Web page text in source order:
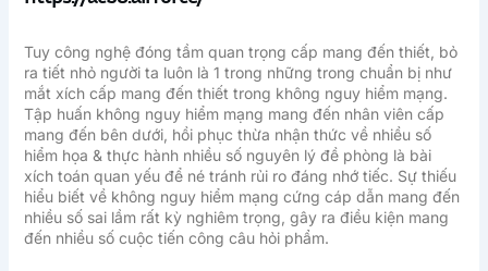
Tuy công nghệ đóng tầm quan trọng cấp mang đến thiết, bỏ
ra tiết nhỏ người ta luôn là 1 trong những trong chuẩn bị như
mắt xích cấp mang đến thiết trong không nguy hiểm mạng.
Tập huấn không nguy hiểm mạng mang đến nhân viên cấp
mang đến bên dưới, hồi phục thừa nhận thức về nhiều số
hiểm họa & thực hành nhiều số nguyên lý đề phòng là bài
xích toán quan yếu để né tránh rủi ro đáng nhớ tiếc. Sự thiếu
hiểu biết về không nguy hiểm mạng cứng cáp dẫn mang đến
nhiều số sai lầm rất kỳ nghiêm trọng, gây ra điều kiện mang
đến nhiều số cuộc tiến công câu hỏi phẩm.